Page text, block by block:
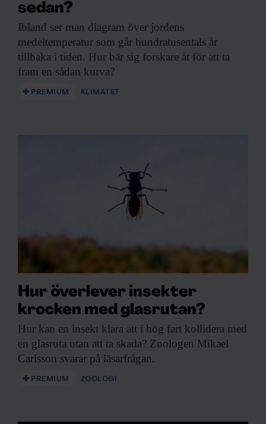
sedan?
Ibland ser man diagram över jordens
medeltemperatur som går hundratusentals år
tillbaka i tiden. Hur bär sig forskare åt för att ta
fram en sådan kurva?
PREMIUM KLIMATET
Hur överlever insekter
krocken med glasrutan?
Hur kan en insekt klara att i hög fart kollidera med
en glasruta utan att ta skada? Zoologen Mikael
Carlsson svarar på läsarfrågan.
PREMIUM ZOOLOGI